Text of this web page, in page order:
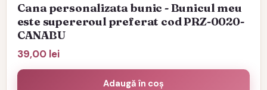
Cana personalizata bunic - Bunicul meu
este supereroul preferat cod PRZ-0020-
CANABU
39,00 lei
Adaugă în coș